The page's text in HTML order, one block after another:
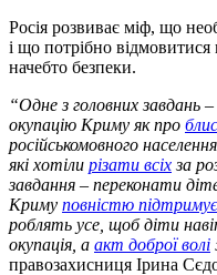
Росія розвиває міф, що
і що потрібно відмовитися
начебто безпеки.
“Одне з головних завдань
окупацію Криму як про
російськомовного
які хотіли різати всіхза
завдання – переконати
Криму повністю
роблять усе, щоб діти
окупація, а акт доброї волі
правозахисниця Ірина